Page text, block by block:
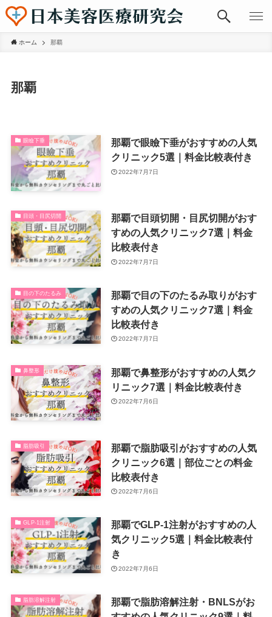
ホーム 那覇
那覇
眼瞼下垂
那覇で眼瞼下垂がおすすめの人気
クリニック5選｜料金比較表付き
2022年7月7日
目頭・目尻切開
那覇で目頭切開・目尻切開がおす
すめの人気クリニック7選｜料金
比較表付き
2022年7月7日
目の下のたるみ
那覇で目の下のたるみ取りがおす
すめの人気クリニック7選｜料金
比較表付き
2022年7月7日
鼻整形
那覇で鼻整形がおすすめの人気ク
リニック7選｜料金比較表付き
2022年7月6日
脂肪吸引
那覇で脂肪吸引がおすすめの人気
クリニック6選｜部位ごとの料金
比較表付き
2022年7月6日
GLP-1注射
那覇でGLP-1注射がおすすめの人
気クリニック5選｜料金比較表付
き
2022年7月6日
脂肪溶解注射
那覇で脂肪溶解注射・BNLSがお